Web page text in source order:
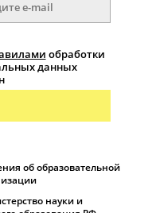
обработки
данных
об образовательной
науки и